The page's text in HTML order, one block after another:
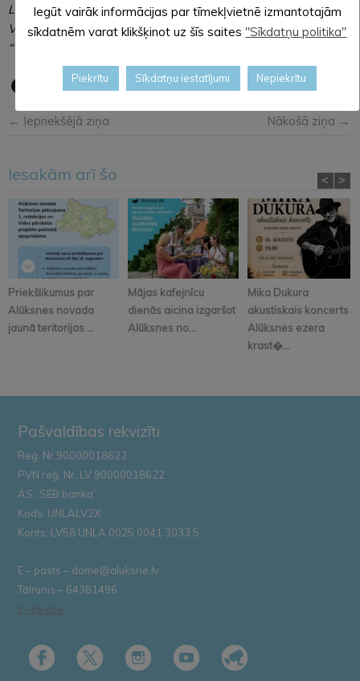
Lāsma Kaupuža,
Viktora Ķirpa Ates muzejs
“Vidzemes lauku sēta” vadītāja
← Iepriekšējā ziņa Nākošā ziņa →
Iesakām arī šo
Priekšlikumus par
Alūksnes novada
jaunā teritorijas ...
Mājas kafejnīcu
dienās aicina izgaršot
Alūksnes no...
Mika Dukura
akustiskais koncerts
Alūksnes ezera
krast�...
< >
Pašvaldības rekvizīti
Reģ. Nr.90000018622
PVN reģ. Nr. LV 90000018622
AS „SEB banka”
Kods: UNLALV2X
Konts: LV58 UNLA 0025 0041 3033 5
E – pasts – dome@aluksne.lv
Tālrunis – 64381496
E-adrese
Iegūt vairāk informācijas par tīmekļvietnē izmantotajām
sīkdatnēm varat klikšķinot uz šīs saites "Sīkdatņu politika"
Piekrītu Sīkdatņu iestatījumi Nepiekrītu